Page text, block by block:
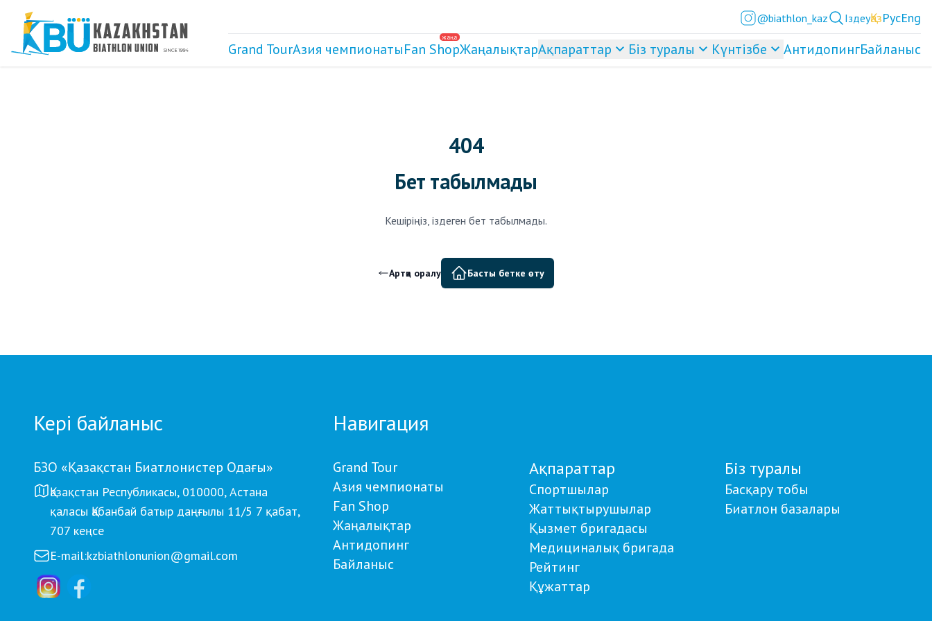
@biathlon_kaz ІздеуҚазРусEng
Grand TourАзия чемпионаты
жаңа
Fan ShopЖаңалықтарАқпараттар Біз туралы Күнтізбе АнтидопингБайланыс
404
Бет табылмады
Кешіріңіз, іздеген бет табылмады.
Артқа оралу Басты бетке өту
Кері байланыс
БЗО «Қазақстан Биатлонистер Одағы»
Қазақстан Республикасы, 010000, Астана
қаласы Қабанбай батыр даңғылы 11/5 7 қабат,
707 кеңсе
E-mail:kzbiathlonunion@gmail.com
Навигация
Grand Tour
Азия чемпионаты
Fan Shop
Жаңалықтар
Антидопинг
Байланыс
Ақпараттар
Спортшылар
Жаттықтырушылар
Қызмет бригадасы
Медициналық бригада
Рейтинг
Құжаттар
Біз туралы
Басқару тобы
Биатлон базалары